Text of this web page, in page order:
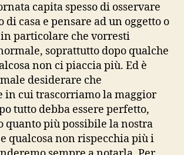
capita spesso di osservare
di casa e pensare ad un oggetto o
particolare che vorresti
soprattutto dopo qualche
non ci piaccia più. Ed è
desiderare che
in cui trascorriamo la maggior
tutto debba essere perfetto,
quanto più possibile la nostra
qualcosa non rispecchia più i